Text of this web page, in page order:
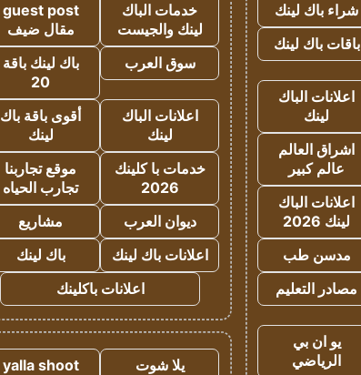
شراء باك لينك
باقات باك لينك
اعلانات الباك
لينك
اشراق العالم
عالم كبير
اعلانات الباك
لينك 2026
مدسن طب
مصادر التعليم
يو ان بي
الرياضي
خدمات الباك
لينك والجيست
guest post
مقال ضيف
سوق العرب
باك لينك باقة
20
اعلانات الباك
لينك
أقوى باقة باك
لينك
خدمات با كلينك
2026
موقع تجاربنا
تجارب الحياه
ديوان العرب
مشاريع
اعلانات باك لينك
باك لينك
اعلانات باكلينك
يلا شوت
yalla shoot